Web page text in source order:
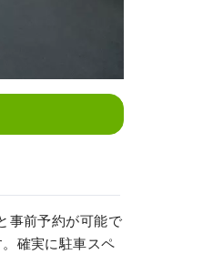
事前予約が可能で
確実に駐車スペ